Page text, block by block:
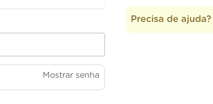
Mostrar senha
Precisa de ajuda?